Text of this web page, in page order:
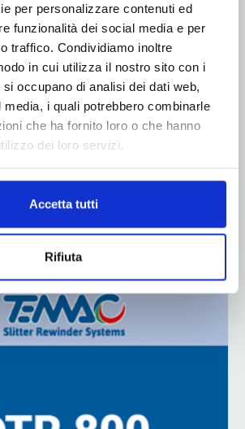
per personalizzare contenuti ed
funzionalità dei social media e per
traffico. Condividiamo inoltre
in cui utilizza il nostro sito con i
occupano di analisi dei dati web,
media, i quali potrebbero combinarle
che ha fornito loro o che hanno
dei loro servizi.
Accetta tutti
Rifiuta